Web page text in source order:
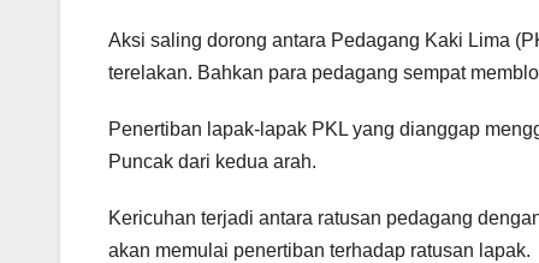
Aksi saling dorong antara Pedagang Kaki Lima
terelakan. Bahkan para pedagang sempat
Penertiban lapak-lapak PKL yang dianggap
Puncak dari kedua arah.
Kericuhan terjadi antara ratusan pedagang
akan memulai penertiban terhadap ratusan lapak.